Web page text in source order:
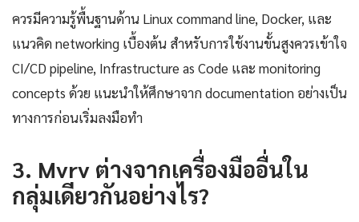
ควรมีความรู้พื้นฐานด้าน Linux command line, Docker, และ
แนวคิด networking เบื้องต้น สำหรับการใช้งานขั้นสูงควรเข้าใจ
CI/CD pipeline, Infrastructure as Code และ monitoring
concepts ด้วย แนะนำให้ศึกษาจาก documentation อย่างเป็น
ทางการก่อนเริ่มลงมือทำ
3. Mvrv ต่างจากเครื่องมืออื่นใน
กลุ่มเดียวกันอย่างไร?